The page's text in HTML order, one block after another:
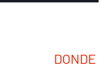
DONDE